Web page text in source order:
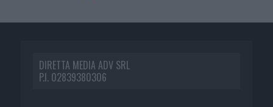
DIRETTA MEDIA ADV SRL
P.I. 02839380306